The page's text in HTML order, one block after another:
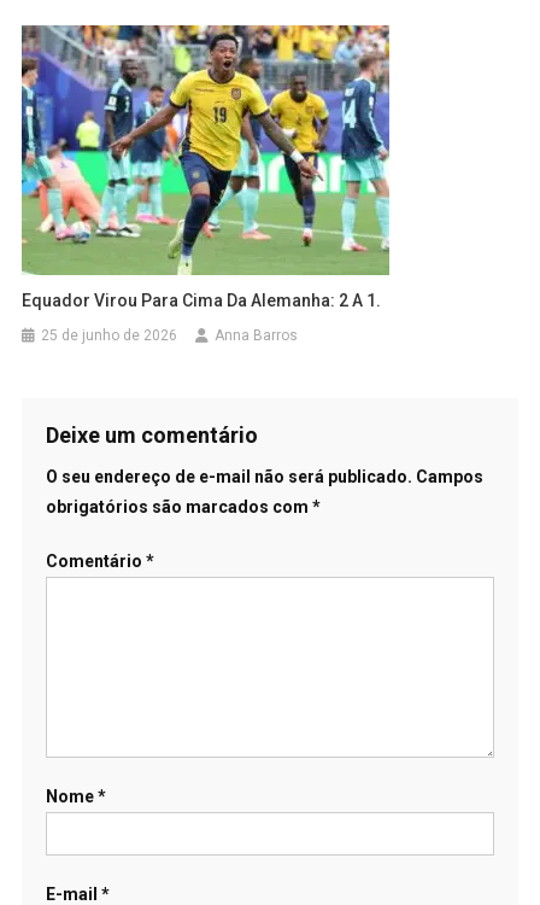
Equador Virou Para Cima Da Alemanha: 2 A 1.
25 de junho de 2026 Anna Barros
Deixe um comentário
O seu endereço de e-mail não será publicado. Campos
obrigatórios são marcados com *
Comentário *
Nome*
E-mail *